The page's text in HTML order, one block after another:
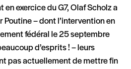
en exercice du G7, Olaf Scholz a
– dont l’intervention en
fédéral le 25 septembre
d’esprits ! – leurs
pas actuellement de mettre fin